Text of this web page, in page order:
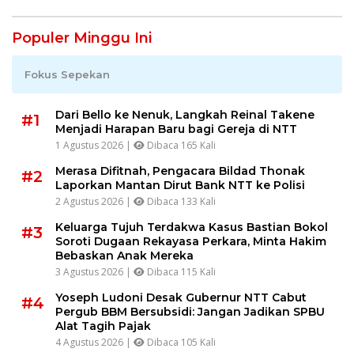
Populer Minggu Ini
Fokus Sepekan
#1
Dari Bello ke Nenuk, Langkah Reinal Takene
Menjadi Harapan Baru bagi Gereja di NTT
1 Agustus 2026 | Dibaca 165 Kali
#2
Merasa Difitnah, Pengacara Bildad Thonak
Laporkan Mantan Dirut Bank NTT ke Polisi
2 Agustus 2026 | Dibaca 133 Kali
#3
Keluarga Tujuh Terdakwa Kasus Bastian Bokol
Soroti Dugaan Rekayasa Perkara, Minta Hakim
Bebaskan Anak Mereka
3 Agustus 2026 | Dibaca 115 Kali
#4
Yoseph Ludoni Desak Gubernur NTT Cabut
Pergub BBM Bersubsidi: Jangan Jadikan SPBU
Alat Tagih Pajak
4 Agustus 2026 | Dibaca 105 Kali